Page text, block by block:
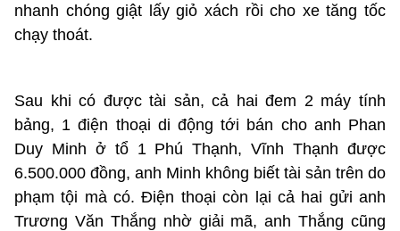
nhanh chóng giật lấy giỏ xách rồi cho xe tăng tốc
chạy thoát.
Sau khi có được tài sản, cả hai đem 2 máy tính
bảng, 1 điện thoại di động tới bán cho anh Phan
Duy Minh ở tổ 1 Phú Thạnh, Vĩnh Thạnh được
6.500.000 đồng, anh Minh không biết tài sản trên do
phạm tội mà có. Điện thoại còn lại cả hai gửi anh
Trương Văn Thắng nhờ giải mã, anh Thắng cũng